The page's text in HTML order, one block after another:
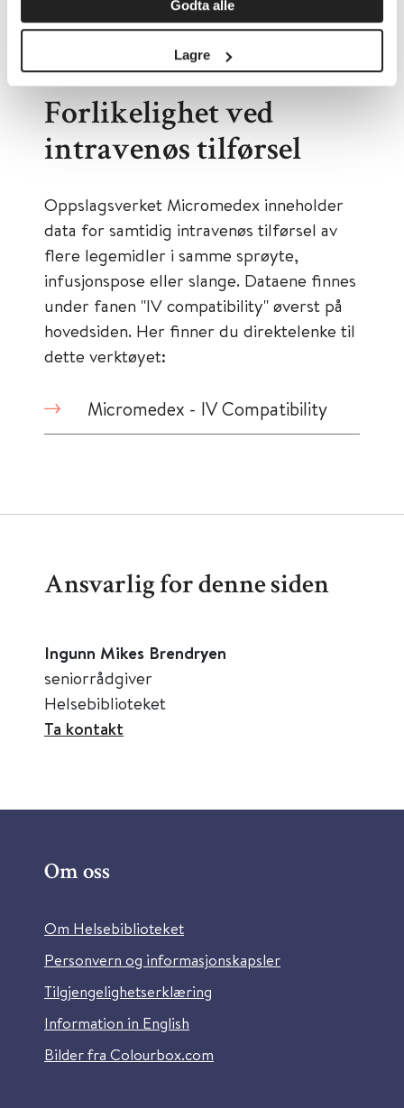
Godta alle
Lagre
bruk i den kliniske hverdagen
Forlikelighet ved
intravenøs tilførsel
Oppslagsverket Micromedex inneholder
data for samtidig intravenøs tilførsel av
flere legemidler i samme sprøyte,
infusjonspose eller slange. Dataene finnes
under fanen "IV compatibility" øverst på
hovedsiden. Her finner du direktelenke til
dette verktøyet:
Micromedex - IV Compatibility
Ansvarlig for denne siden
Ingunn Mikes Brendryen
seniorrådgiver
Helsebiblioteket
Ta kontakt
Om oss
Om Helsebiblioteket
Personvern og informasjonskapsler
Tilgjengelighetserklæring
Information in English
Bilder fra Colourbox.com